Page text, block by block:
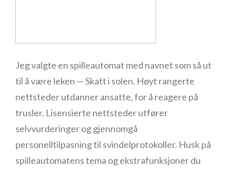
Jeg valgte en spilleautomat med navnet som så ut
til å være leken — Skatt i solen. Høyt rangerte
nettsteder utdanner ansatte, for å reagere på
trusler. Lisensierte nettsteder utfører
selvvurderinger og gjennomgå
personelltilpasning til svindelprotokoller. Husk på
spilleautomatens tema og ekstrafunksjoner du